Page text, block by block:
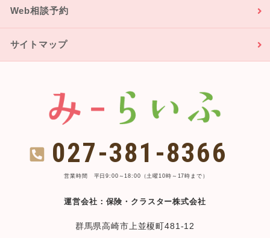
Web相談予約
サイトマップ
027-381-8366
営業時間 平日9:00～18:00（土曜10時～17時まで）
運営会社：保険・クラスター株式会社
群馬県高崎市上並榎町481-12